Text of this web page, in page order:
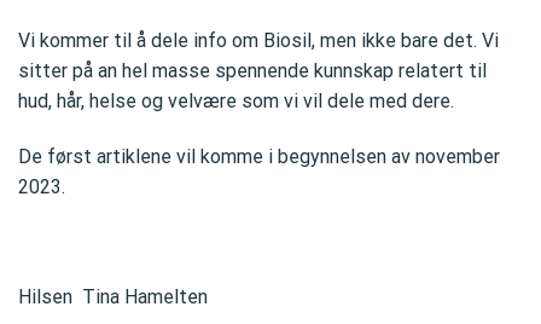
Vi kommer til å dele info om Biosil, men ikke bare det. Vi
sitter på an hel masse spennende kunnskap relatert til
hud, hår, helse og velvære som vi vil dele med dere.
De først artiklene vil komme i begynnelsen av november
2023.
Hilsen Tina Hamelten